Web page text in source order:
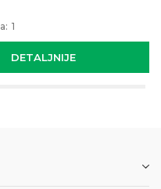
DETALJNIJE
1